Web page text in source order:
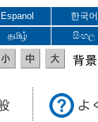
Espanol 한국어
தமிழ் සිංහල
表示